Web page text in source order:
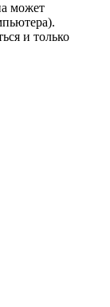
может
и только